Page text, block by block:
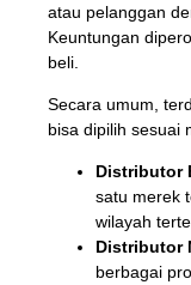
atau pelanggan
Keuntungan
beli.
Secara umum,
bisa dipilih sesuai
Distributor
satu merek
wilayah
Distributor
berbagai